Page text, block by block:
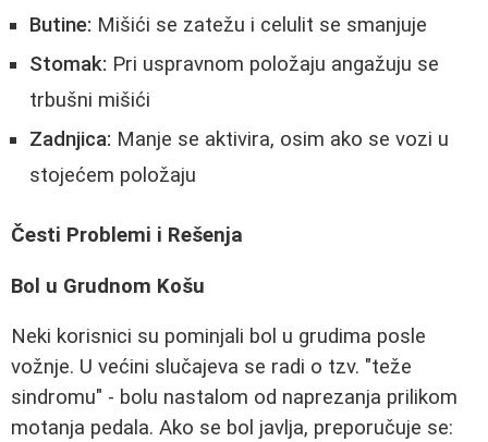
Butine: Mišići se zatežu i celulit se smanjuje
Stomak: Pri uspravnom položaju angažuju se
trbušni mišići
Zadnjica: Manje se aktivira, osim ako se vozi u
stojećem položaju
Česti Problemi i Rešenja
Bol u Grudnom Košu
Neki korisnici su pominjali bol u grudima posle
vožnje. U većini slučajeva se radi o tzv. "teže
sindromu" - bolu nastalom od naprezanja prilikom
motanja pedala. Ako se bol javlja, preporučuje se: